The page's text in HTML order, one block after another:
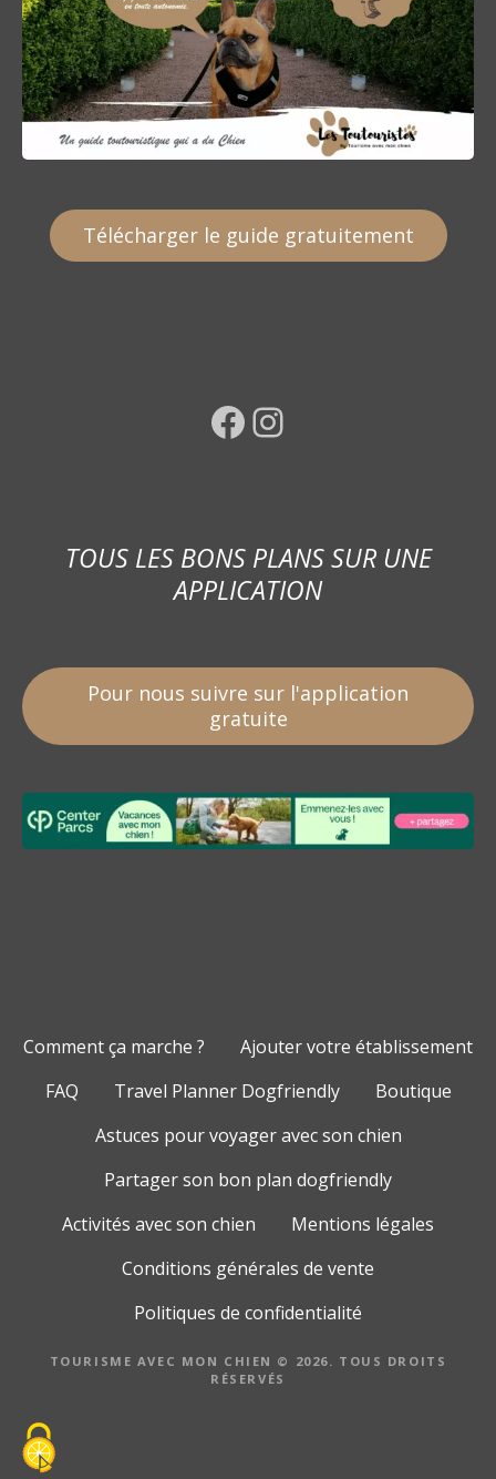
Télécharger le guide gratuitement
Facebook Instagram
TOUS LES BONS PLANS SUR UNE
APPLICATION
Pour nous suivre sur l'application
gratuite
Comment ça marche ?
Ajouter votre établissement
FAQ
Travel Planner Dogfriendly
Boutique
Astuces pour voyager avec son chien
Partager son bon plan dogfriendly
Activités avec son chien
Mentions légales
Conditions générales de vente
Politiques de confidentialité
TOURISME AVEC MON CHIEN © 2026. TOUS DROITS
RÉSERVÉS